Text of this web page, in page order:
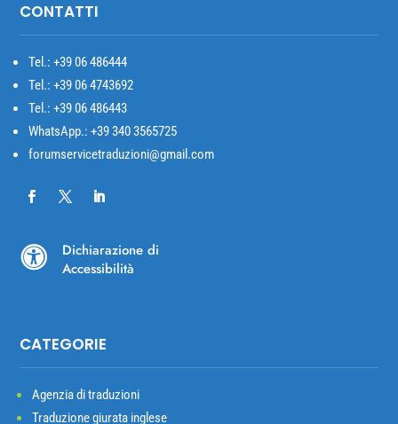
CONTATTI
Tel.: +3906 486444
Tel.: +39 06 4743692
Tel.: +39 06 486443
WhatsApp.: +39 340 3565725
forumservicetraduzioni@gmail.com

Dichiarazione di
Accessibilità
CATEGORIE
Agenzia di traduzioni
Traduzione giurata inglese